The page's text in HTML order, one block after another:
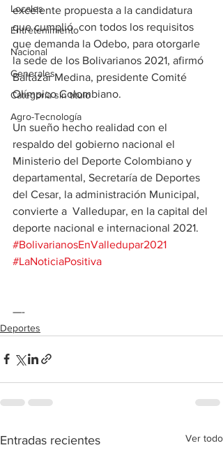
Locales
Entretenimiento
Nacional
Generales
Categoría sin título
Agro-Tecnología
excelente propuesta a la candidatura
que cumplió  con todos los requisitos
que demanda la Odebo, para otorgarle
la sede de los Bolivarianos 2021, afirmó
Baltazar Medina, presidente Comité
Olímpico Colombiano.
Un sueño hecho realidad con el
respaldo del gobierno nacional el
Ministerio del Deporte Colombiano y
departamental, Secretaría de Deportes
del Cesar, la administración Municipal,
convierte a  Valledupar, en la capital del
deporte nacional e internacional 2021.
#BolivarianosEnValledupar2021
#LaNoticiaPositiva
—-
Deportes
Entradas recientes Ver todo